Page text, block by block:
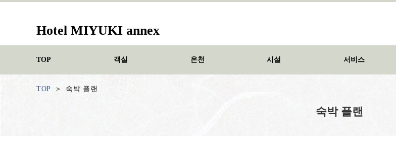
Hotel MIYUKI annex
TOP 객실 온천 시설 서비스
TOP 숙박 플랜
숙박 플랜